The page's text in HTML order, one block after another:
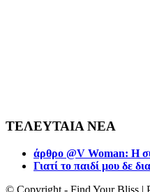
ΤΕΛΕΥΤΑΙΑ ΝΕΑ
άρθρο @V Woman: Η
Γιατί το παιδί μου δε
© Copyright - Find Your Bliss |